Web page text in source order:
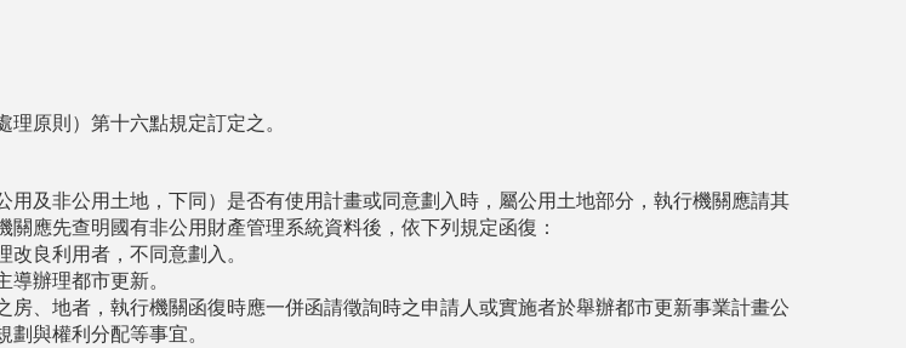
原則）第十六點規定訂定之。
及非公用土地，下同）是否有使用計畫或同意劃入時，屬公用土地部分，執行機關應請其
應先查明國有非公用財產管理系統資料後，依下列規定函復：
良利用者，不同意劃入。
辦理都市更新。
、地者，執行機關函復時應一併函請徵詢時之申請人或實施者於舉辦都市更新事業計畫公
與權利分配等事宜。